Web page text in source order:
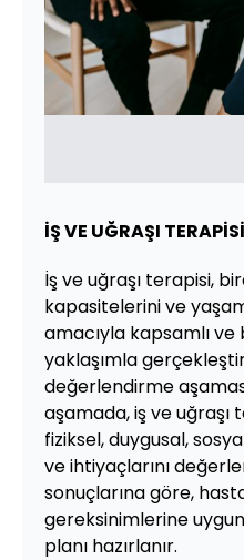
İŞ VE UĞRAŞI
İş ve uğraşı terapisi,
kapasitelerini ve
amacıyla kapsamlı
yaklaşımla
değerlendirme
aşamada, iş ve uğraşı
fiziksel, duygusal,
ve ihtiyaçlarını
sonuçlarına göre,
gereksinimlerine
planı hazırlanır.